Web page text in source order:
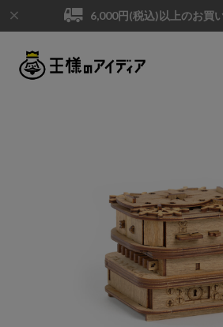
6,000円(税込)以上のお買